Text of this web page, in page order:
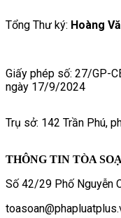
Tổng Thư ký: Hoàng
Giấy phép số: 27/GP-
ngày 17/9/2024
Trụ sở: 142 Trần Phú,
THÔNG TIN TÒA
Số 42/29 Phố Nguyễn